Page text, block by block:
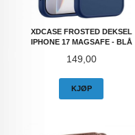
XDCASE FROSTED DEKSEL
IPHONE 17 MAGSAFE - BLÅ
Pris
149,00
KJØP